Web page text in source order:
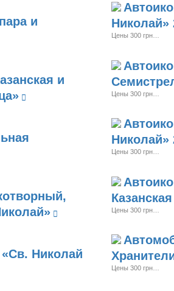
Николай»
Цены 300 грн…
и
Цены 300 грн…
и
Николай»
Цены 300 грн…
Цены 300 грн…
Цены 300 грн…
Николай